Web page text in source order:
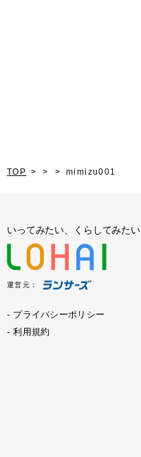
TOP mimizu001
いってみたい、くらしてみたい
運営元：
プライバシーポリシー
利用規約